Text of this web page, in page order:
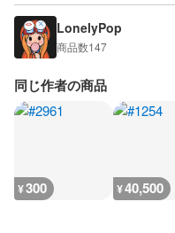
LonelyPop
商品数147
同じ作者の商品
¥300 ¥40,500